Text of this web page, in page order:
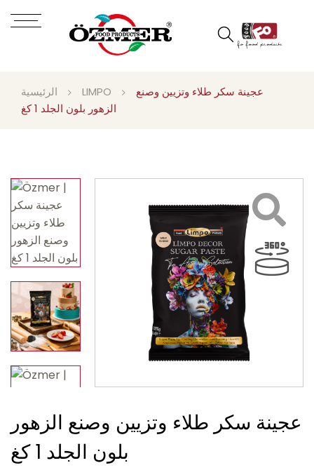
الرئيسية LIMPO
الزهور بلون الجلد 1 كغ
عجينة سكر طلاء وتزيين وصنع الزهور
بلون الجلد 1 كغ